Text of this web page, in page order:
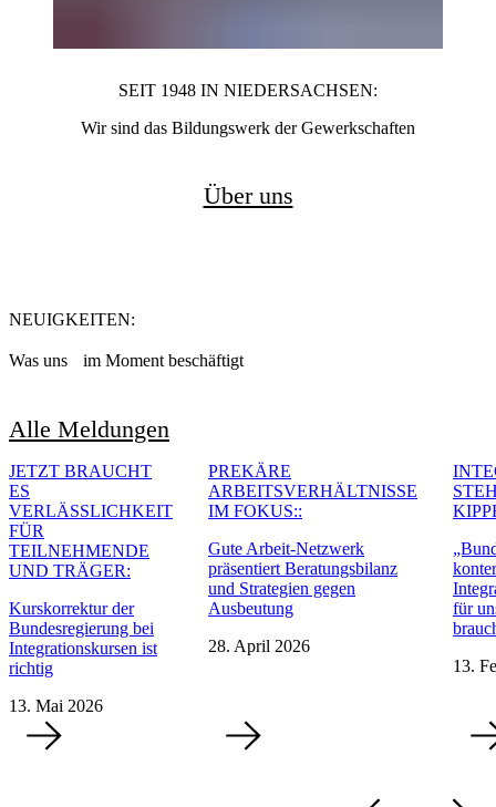
SEIT 1948 IN NIEDERSACHSEN:
Wir sind das Bildungswerk der Gewerkschaften
Über uns
NEUIGKEITEN:
Was uns im Moment beschäftigt
Alle Meldungen
JETZT BRAUCHT
ES
VERLÄSSLICHKEIT
FÜR
TEILNEHMENDE
UND TRÄGER:
Kurskorrektur der
Bundesregierung bei
Integrationskursen ist
richtig
13. Mai 2026
PREKÄRE
ARBEITSVERHÄLTNISSE
IM FOKUS::
Gute Arbeit-Netzwerk
präsentiert Beratungsbilanz
und Strategien gegen
Ausbeutung
28. April 2026
für
13.